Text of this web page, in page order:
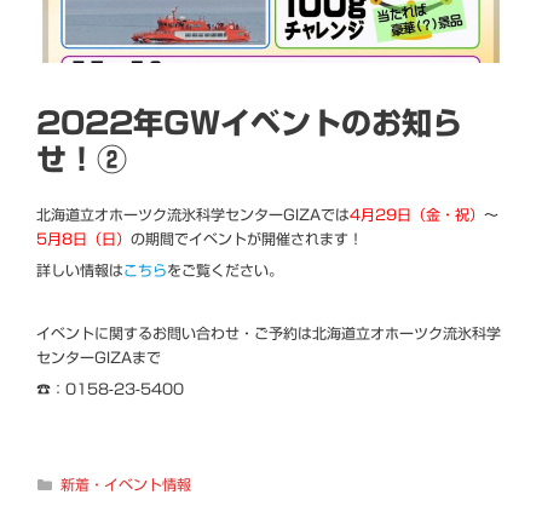
2022年GWイベントのお知ら
せ！②
北海道立オホーツク流氷科学センターGIZAでは4月29日（金・祝） ～
5月8日（日） の期間でイベントが開催されます！
詳しい情報はこちらをご覧ください。
イベントに関するお問い合わせ・ご予約は北海道立オホーツク流氷科学
センターGIZAまで
☎：0158-23-5400
カ
新着・イベント情報